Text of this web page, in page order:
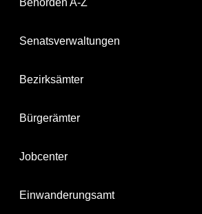
Senatsverwaltungen
Bezirksämter
Bürgerämter
Jobcenter
Einwanderungsamt